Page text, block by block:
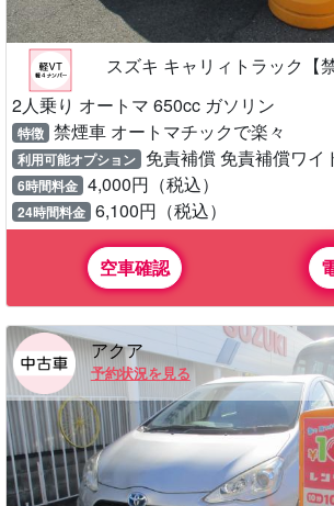
スズキ キャリィトラック【
2人乗り オートマ 650cc ガソリン
特徴 禁煙車 オートマチックで楽々
利用可能オプション 免責補償 免責補償ワイ
6時間料金 4,000円（税込）
24時間料金 6,100円（税込）
空車確認
アクア
予約状況を見る